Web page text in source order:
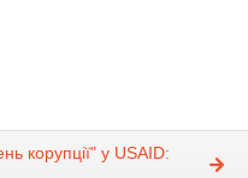
корупції" у USAID: